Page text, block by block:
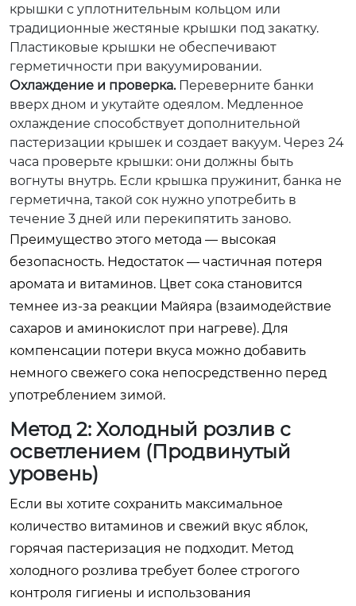
крышки с уплотнительным кольцом или
традиционные жестяные крышки под закатку.
Пластиковые крышки не обеспечивают
герметичности при вакуумировании.
Охлаждение и проверка.Переверните банки
вверх дном и укутайте одеялом. Медленное
охлаждение способствует дополнительной
пастеризации крышек и создает вакуум. Через 24
часа проверьте крышки: они должны быть
вогнуты внутрь. Если крышка пружинит, банка не
герметична, такой сок нужно употребить в
течение 3 дней или перекипятить заново.
Преимущество этого метода — высокая
безопасность. Недостаток — частичная потеря
аромата и витаминов. Цвет сока становится
темнее из-за реакции Майяра (взаимодействие
сахаров и аминокислот при нагреве). Для
компенсации потери вкуса можно добавить
немного свежего сока непосредственно перед
употреблением зимой.
Метод 2: Холодный розлив с
осветлением (Продвинутый
уровень)
Если вы хотите сохранить максимальное
количество витаминов и свежий вкус яблок,
горячая пастеризация не подходит. Метод
холодного розлива требует более строгого
контроля гигиены и использования